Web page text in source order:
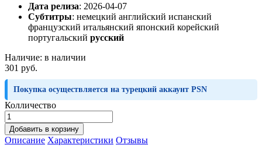
Дата релиза: 2026-04-07
Субтитры: немецкий английский испанский
французский итальянский японский корейский
португальский русский
Наличие: в наличии
301 руб.
Покупка осуществляется на турецкий аккаунт PSN
Колличество
Добавить в корзину
Описание Характеристики Отзывы